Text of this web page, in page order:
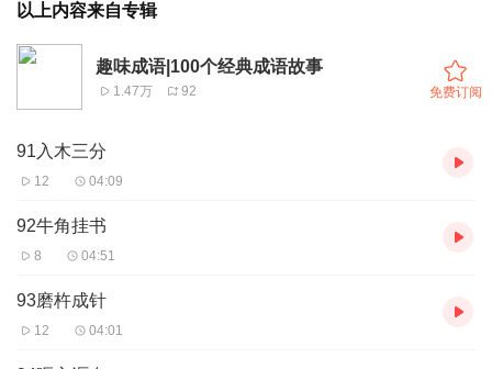
以上内容来自专辑
趣味成语|100个经典成语故事
1.47万 92 免费订阅
91入木三分
12 04:09
92牛角挂书
8 04:51
93磨杵成针
12 04:01